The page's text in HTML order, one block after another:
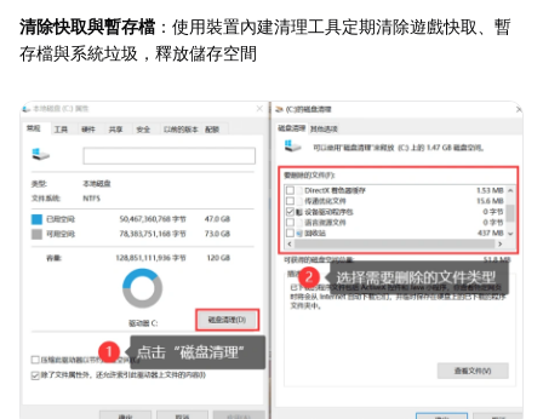
清除快取與暫存檔 ：使用裝置內建清理工具定期清除遊戲快取、暫
存檔與系統垃圾，釋放儲存空間